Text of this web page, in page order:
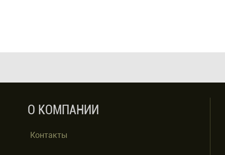
О КОМПАНИИ
Контакты